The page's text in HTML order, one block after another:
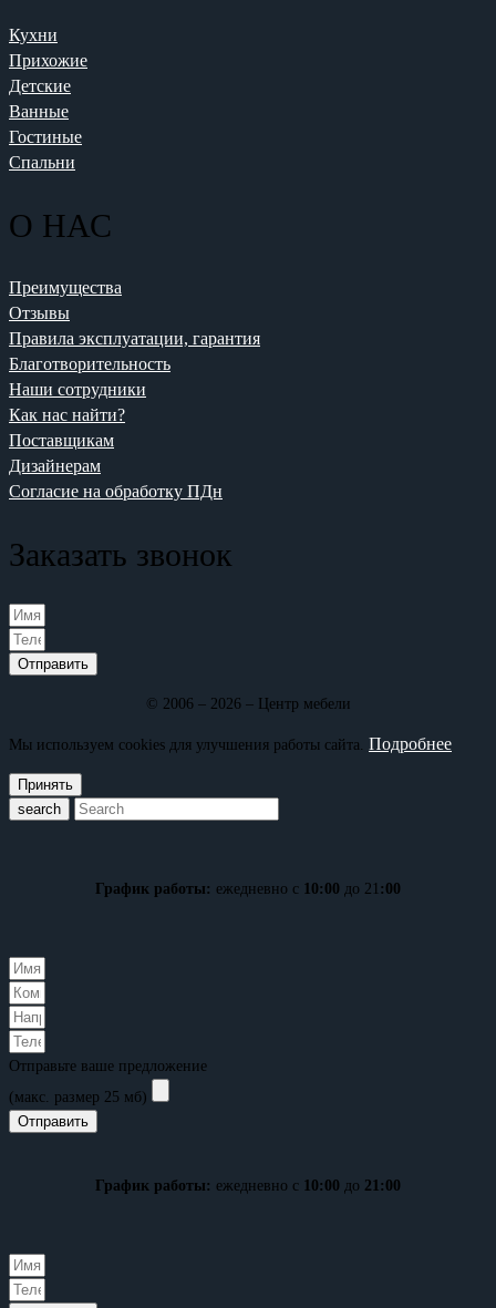
Кухни
Прихожие
Детские
Ванные
Гостиные
Спальни
О НАС
Преимущества
Отзывы
Правила эксплуатации, гарантия
Благотворительность
Наши сотрудники
Как нас найти?
Поставщикам
Дизайнерам
Согласие на обработку ПДн
Заказать звонок
Отправить
© 2006 – 2026 – Центр мебели
Мы используем cookies для улучшения работы сайта. Подробнее
Принять
search
График работы: ежедневно с 10:00 до 21 :00
Отправьте ваше предложение
(макс. размер 25 мб)
Отправить
График работы: ежедневно с 10:00 до 21:00